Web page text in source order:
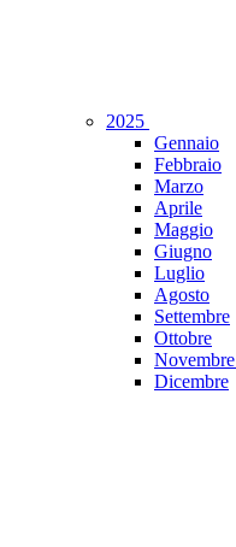
2025
Gennaio
Febbraio
Marzo
Aprile
Maggio
Giugno
Luglio
Agosto
Settembre
Ottobre
Novembre
Dicembre